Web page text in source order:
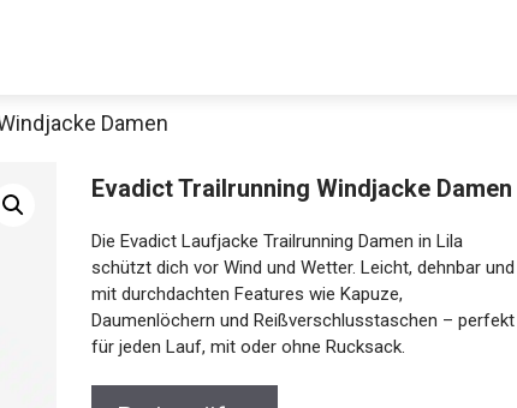
Damen
Evadict Trailrunning Windjacke Damen
Die Evadict Laufjacke Trailrunning Damen in Lila
schützt dich vor Wind und Wetter. Leicht, dehnbar und
mit durchdachten Features wie Kapuze,
Daumenlöchern und Reißverschlusstaschen – perfekt
für jeden Lauf, mit oder ohne Rucksack.